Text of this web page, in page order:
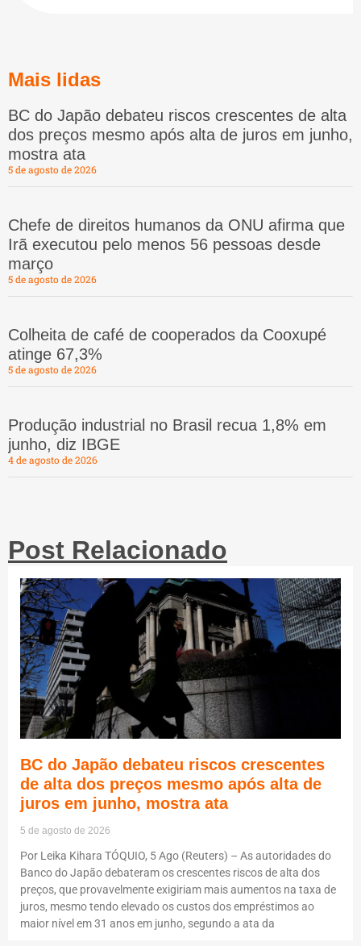
Mais lidas
BC do Japão debateu riscos crescentes de alta
dos preços mesmo após alta de juros em junho,
mostra ata
5 de agosto de 2026
Chefe de direitos humanos da ONU afirma que
Irã executou pelo menos 56 pessoas desde
março
5 de agosto de 2026
Colheita de café de cooperados da Cooxupé
atinge 67,3%
5 de agosto de 2026
Produção industrial no Brasil recua 1,8% em
junho, diz IBGE
4 de agosto de 2026
Post Relacionado
BC do Japão debateu riscos crescentes
de alta dos preços mesmo após alta de
juros em junho, mostra ata
5 de agosto de 2026
Por Leika Kihara TÓQUIO, 5 Ago (Reuters) – As autoridades do
Banco do Japão debateram os crescentes riscos de alta dos
preços, que provavelmente exigiriam mais aumentos na taxa de
juros, mesmo tendo elevado os custos dos empréstimos ao
maior nível em 31 anos em junho, segundo a ata da